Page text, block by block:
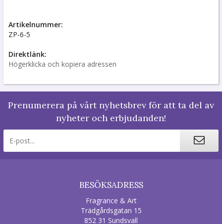
Artikelnummer:
ZP-6-5
Direktlänk:
Högerklicka och kopiera adressen
Prenumerera på vårt nyhetsbrev för att ta del av
nyheter och erbjudanden!
BESÖKSADRESS
Fragrance & Art
Trädgårdsgatan 15
852 31 Sundsvall